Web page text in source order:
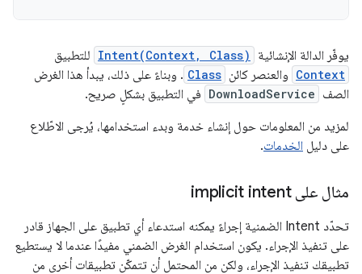
يوفّر الدالة الإنشائية Intent(Context, Class) للتطبيق
Context والعنصر كائن Class . وبناءً على ذلك، يبدأ هذا الغرض
الصف DownloadService في التطبيق بشكلٍ صريح.
لمزيد من المعلومات حول إنشاء خدمة وبدء استخدامها، يُرجى الاطّلاع
على دليل الخدمات.
مثال على implicit intent
تحدّد Intent الضمنية إجراءً يمكنه استدعاء أي تطبيق على الجهاز قادر
على تنفيذ الإجراء. يكون استخدام الغرض الضمني مفيدًا عندما لا يستطيع
تطبيقك تنفيذ الإجراء، ولكن من المحتمل أن تتمكّن تطبيقات أخرى من